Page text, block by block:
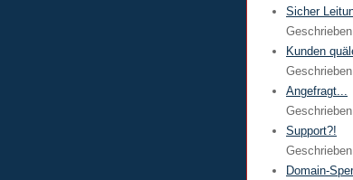
Sicher
Kunden
Angefragt...
Support?!
Domain-